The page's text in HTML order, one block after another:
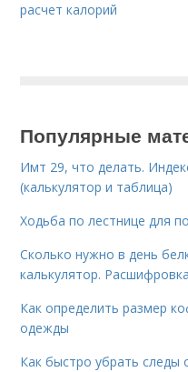
расчет калорий
Популярные
Имт 29, что делать.
(калькулятор и таблица)
Ходьба по лестнице для
Сколько нужно в день
калькулятор.
Как определить размер
одежды
Как быстро убрать следы